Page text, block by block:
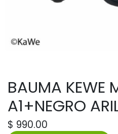
BAUMA KEWE
A1+NEGRO
$ 990.00